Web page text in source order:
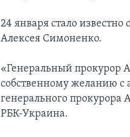
24 января стало
Алексея Симоненко.
«Генеральный прокурор
собственному желанию с
генерального прокурора
РБК-Украина.